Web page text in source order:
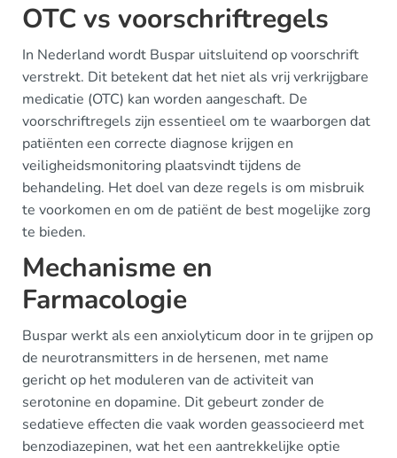
OTC vs voorschriftregels
In Nederland wordt Buspar uitsluitend op voorschrift
verstrekt. Dit betekent dat het niet als vrij verkrijgbare
medicatie (OTC) kan worden aangeschaft. De
voorschriftregels zijn essentieel om te waarborgen dat
patiënten een correcte diagnose krijgen en
veiligheidsmonitoring plaatsvindt tijdens de
behandeling. Het doel van deze regels is om misbruik
te voorkomen en om de patiënt de best mogelijke zorg
te bieden.
Mechanisme en
Farmacologie
Buspar werkt als een anxiolyticum door in te grijpen op
de neurotransmitters in de hersenen, met name
gericht op het moduleren van de activiteit van
serotonine en dopamine. Dit gebeurt zonder de
sedatieve effecten die vaak worden geassocieerd met
benzodiazepinen, wat het een aantrekkelijke optie